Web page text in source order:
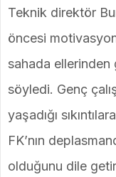
Teknik direktör
öncesi
sahada ellerinden
söyledi. Genç
yaşadığı
FK’nın
olduğunu dile